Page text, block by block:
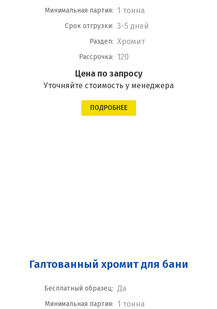
Минимальная партия: 1 тонна
Срок отгрузки: 3-5 дней
Раздел: Хромит
Рассрочка: 120
Цена по запросу
Уточняйте стоимость у менеджера
ПОДРОБНЕЕ
Галтованный хромит для бани
Бесплатный образец: Да
Минимальная партия: 1 тонна